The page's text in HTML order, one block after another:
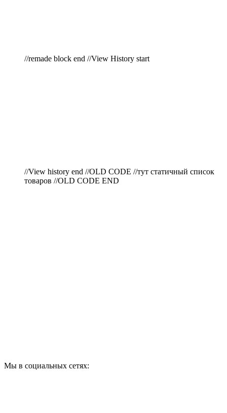
//remade block end //View History start
//View history end //OLD CODE //тут статичный список
товаров //OLD CODE END
Мы в социальных сетях: